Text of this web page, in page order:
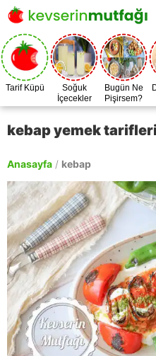
Tarif Küpü
Soğuk
İçecekler
Bugün Ne
Pişirsem?
kebap yemek tarifleri
Anasayfa / kebap